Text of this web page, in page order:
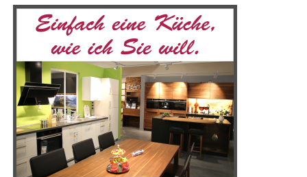
Mit einer Aus­stel­lungs­flä­che von 5.000 Qua­drat­me­tern
bie­tet die Mes­se­hal­le aus­rei­chend Platz für die viel­fäl­ti­
gen Prä­sen­ta­tio­nen. Besu­cher, die mit dem Auto anrei­
sen, pro­fi­tie­ren von den kos­ten­frei­en Park­mög­lich­kei­
ten direkt an der Emslandhalle.
Anzeige